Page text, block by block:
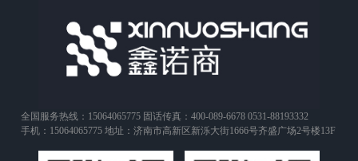
全国服务热线：15064065775 固话传真：400-089-6678 0531-88193332
手机：15064065775 地址：济南市高新区新泺大街1666号齐盛广场2号楼13F